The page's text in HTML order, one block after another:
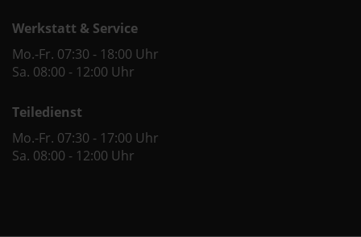
Werkstatt & Service
Mo.-Fr. 07:30 - 18:00 Uhr
Sa. 08:00 - 12:00 Uhr
Teiledienst
Mo.-Fr. 07:30 - 17:00 Uhr
Sa. 08:00 - 12:00 Uhr